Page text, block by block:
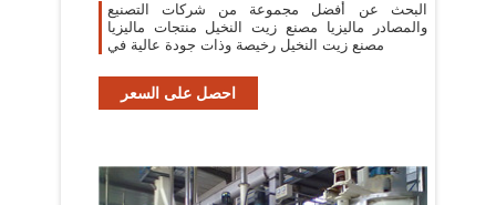
البحث عن أفضل مجموعة من شركات التصنيع
والمصادر ماليزيا مصنع زيت النخيل منتجات ماليزيا
مصنع زيت النخيل رخيصة وذات جودة عالية في
احصل على السعر